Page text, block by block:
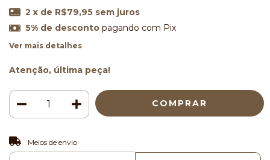
2 x de R$79,95 sem juros
5% de descontopagando com Pix
Ver mais detalhes
Atenção, última peça!
Entregas para o CEP:
Meios de envio